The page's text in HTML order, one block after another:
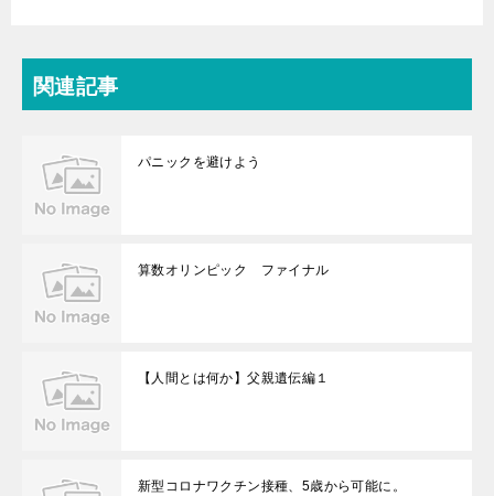
関連記事
パニックを避けよう
算数オリンピック ファイナル
【人間とは何か】父親遺伝編１
新型コロナワクチン接種、5歳から可能に。